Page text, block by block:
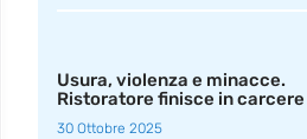
Usura, violenza e minacce.
Ristoratore finisce in carcere
30 Ottobre 2025